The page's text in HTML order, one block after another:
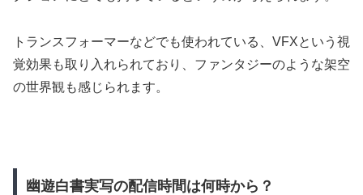
トランスフォーマーなどでも使われている、VFXという視
覚効果も取り入れられており、ファンタジーのような架空
の世界観も感じられます。
幽遊白書実写の配信時間は何時から？